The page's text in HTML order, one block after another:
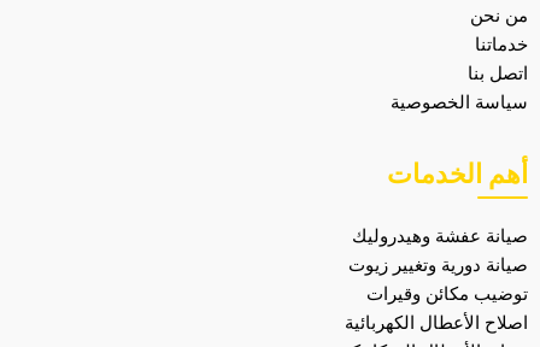
من نحن
خدماتنا
اتصل بنا
سياسة الخصوصية
أهم الخدمات
صيانة عفشة وهيدروليك
صيانة دورية وتغيير زيوت
توضيب مكائن وقيرات
اصلاح الأعطال الكهربائية